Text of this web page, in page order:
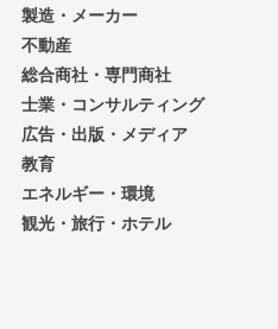
製造・メーカー
不動産
総合商社・専門商社
士業・コンサルティング
広告・出版・メディア
教育
エネルギー・環境
観光・旅行・ホテル